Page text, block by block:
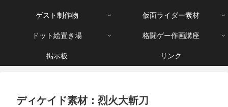
ゲスト制作物 仮面ライダー素材
ドット絵置き場 格闘ゲー作画講座
掲示板 リンク
ディケイド素材：烈火大斬刀